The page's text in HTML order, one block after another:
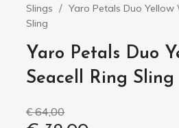
Slings
Yaro Petals Duo Yellow
Sling
Yaro Petals Duo
Seacell Ring Sling
€ 64,00